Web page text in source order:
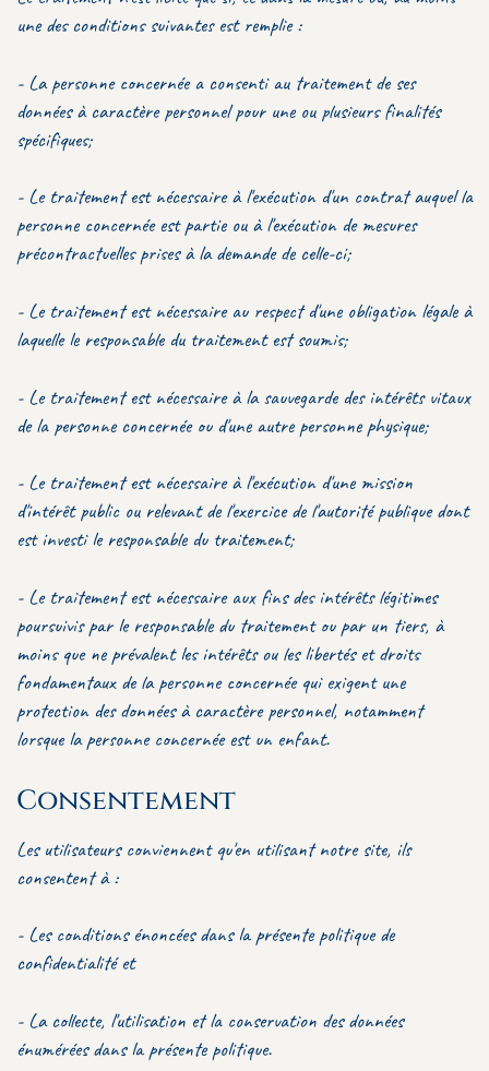
une des conditions suivantes est remplie :
- La personne concernée a consenti au traitement de ses
données à caractère personnel pour une ou plusieurs finalités
spécifiques;
- Le traitement est nécessaire à l'exécution d'un contrat auquel la
personne concernée est partie ou à l'exécution de mesures
précontractuelles prises à la demande de celle-ci;
- Le traitement est nécessaire au respect d'une obligation légale à
laquelle le responsable du traitement est soumis;
- Le traitement est nécessaire à la sauvegarde des intérêts vitaux
de la personne concernée ou d'une autre personne physique;
- Le traitement est nécessaire à l'exécution d'une mission
d'intérêt public ou relevant de l'exercice de l'autorité publique dont
est investi le responsable du traitement;
- Le traitement est nécessaire aux fins des intérêts légitimes
poursuivis par le responsable du traitement ou par un tiers, à
moins que ne prévalent les intérêts ou les libertés et droits
fondamentaux de la personne concernée qui exigent une
protection des données à caractère personnel, notamment
lorsque la personne concernée est un enfant.
Consentement
Les utilisateurs conviennent qu'en utilisant notre site, ils
consentent à :
- Les conditions énoncées dans la présente politique de
confidentialité et
- La collecte, l'utilisation et la conservation des données
énumérées dans la présente politique.